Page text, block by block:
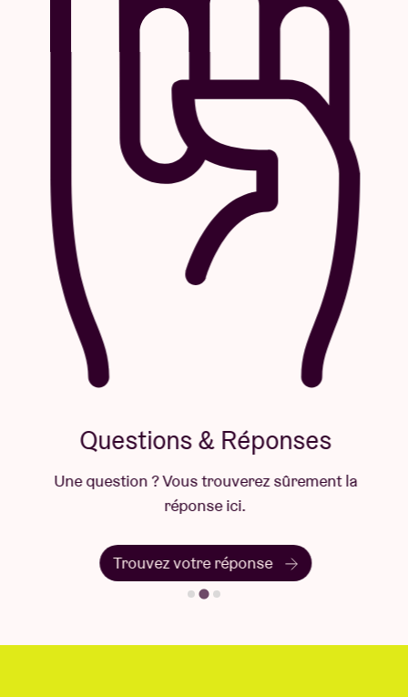
Questions & Réponses
Une question ? Vous trouverez sûrement la
réponse ici.
Trouvez votre réponse